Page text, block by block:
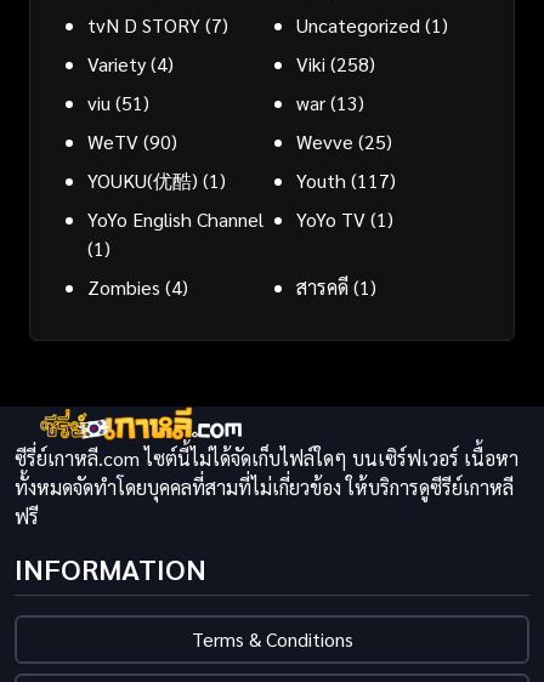
tvN D STORY(7) Uncategorized (1)
Variety(4) Viki (258)
viu (51) war(13)
WeTV(90) Wevve (25)
YOUKU(优酷) (1) Youth (117)
YoYo English Channel
(1)
YoYo TV(1)
Zombies (4) สารคดี(1)
ซีรี่ย์เกาหลี.com ไซต์นี้ไม่ได้จัดเก็บไฟล์ใดๆ บนเซิร์ฟเวอร์ เนื้อหา
ทั้งหมดจัดทำโดยบุคคลที่สามที่ไม่เกี่ยวข้อง ให้บริการดูซีรีย์เกาหลี
ฟรี
INFORMATION
Terms & Conditions